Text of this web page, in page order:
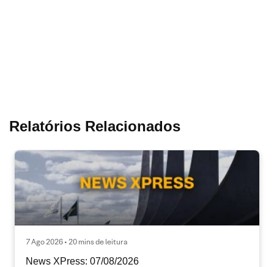
Relatórios Relacionados
7 Ago 2026 • 20 mins de leitura
News XPress: 07/08/2026